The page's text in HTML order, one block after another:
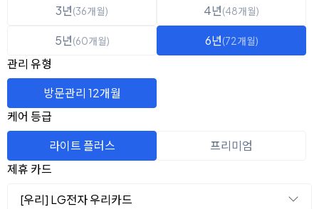
3년(36개월) 4년(48개월)
5년(60개월) 6년(72개월)
관리 유형
방문관리 12개월
케어 등급
라이트 플러스
프리미엄
제휴 카드
[우리] LG전자 우리카드